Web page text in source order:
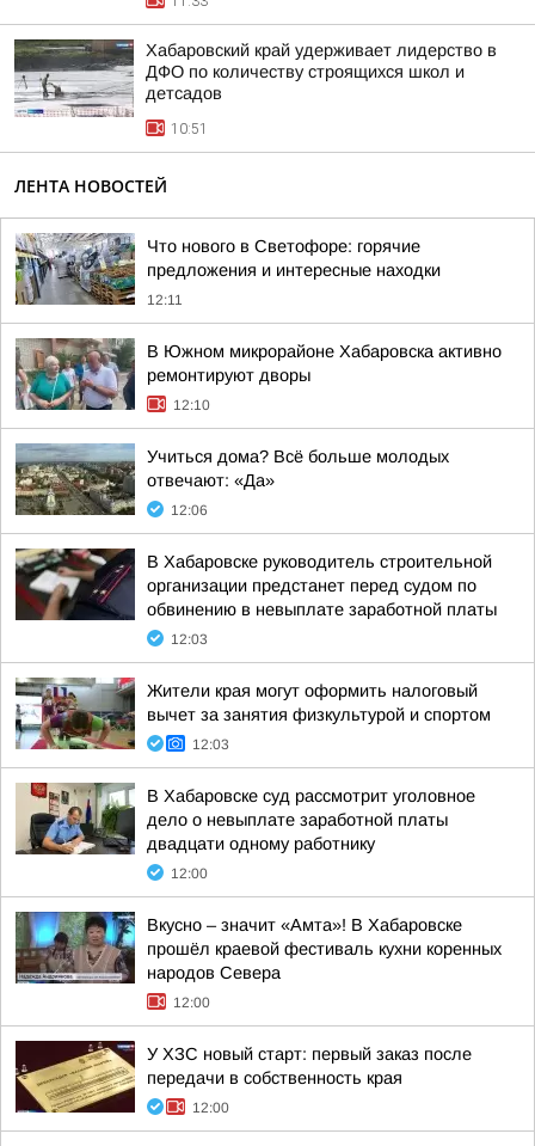
Хабаровский край удерживает лидерство в
ДФО по количеству строящихся школ и
детсадов
10:51
ЛЕНТА НОВОСТЕЙ
Что нового в Светофоре: горячие
предложения и интересные находки
12:11
В Южном микрорайоне Хабаровска активно
ремонтируют дворы
12:10
Учиться дома? Всё больше молодых
отвечают: «Да»
12:06
В Хабаровске руководитель строительной
организации предстанет перед судом по
обвинению в невыплате заработной платы
12:03
Жители края могут оформить налоговый
вычет за занятия физкультурой и спортом
12:03
В Хабаровске суд рассмотрит уголовное
дело о невыплате заработной платы
двадцати одному работнику
12:00
Вкусно – значит «Амта»! В Хабаровске
прошёл краевой фестиваль кухни коренных
народов Севера
12:00
У ХЗС новый старт: первый заказ после
передачи в собственность края
12:00